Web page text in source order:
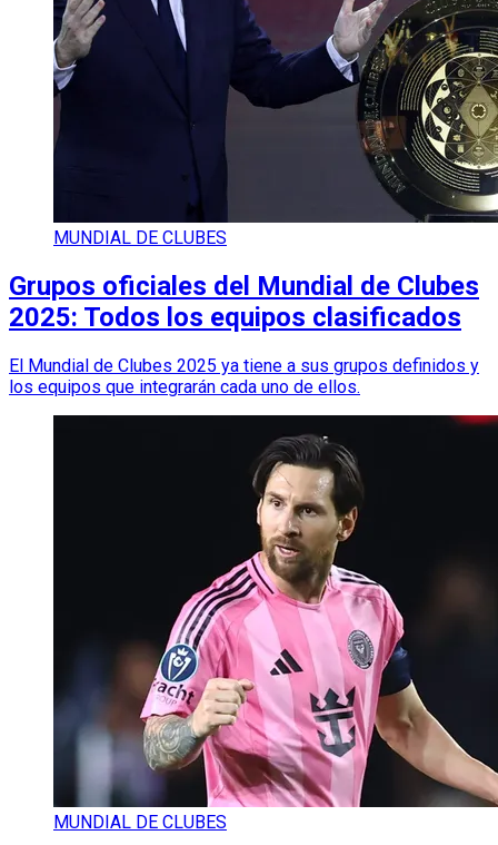
MUNDIAL DE CLUBES
Grupos oficiales del Mundial de Clubes
2025: Todos los equipos clasificados
El Mundial de Clubes 2025 ya tiene a sus grupos definidos y
los equipos que integrarán cada uno de ellos.
MUNDIAL DE CLUBES